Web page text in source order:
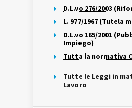
D.L.vo 276/2003
L. 977/1967 (Tutela
D.L.vo 165/2001
Impiego)
Tutta la normativa
Tutte le Leggi in
Lavoro